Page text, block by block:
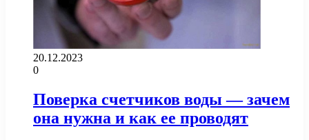
20.12.2023
0
Поверка счетчиков воды — зачем
она нужна и как ее проводят